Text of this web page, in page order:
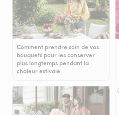
Comment prendre soin de vos
bouquets pour les conserver
plus longtemps pendant la
chaleur estivale